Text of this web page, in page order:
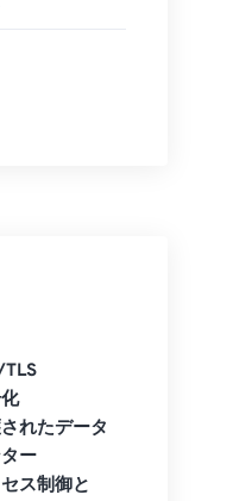
TLS
れたデータ
ー
ス制御と